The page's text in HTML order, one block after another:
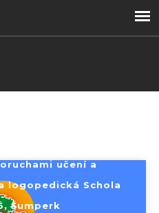
učení a
logopedická Schola
Šumperk